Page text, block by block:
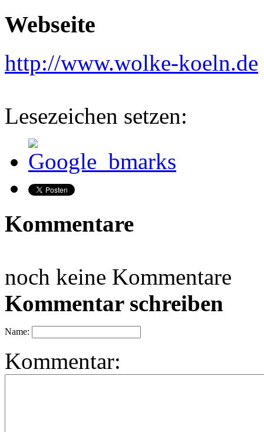
Webseite
http://www.wolke-koeln.de
Lesezeichen setzen:
Kommentare
noch keine Kommentare
Kommentar schreiben
Name:
Kommentar: